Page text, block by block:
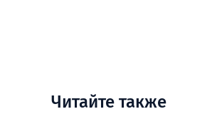
Читайте также